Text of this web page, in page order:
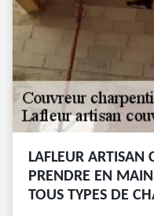
LAFLEUR ARTISAN
PRENDRE EN
TOUS TYPES DE